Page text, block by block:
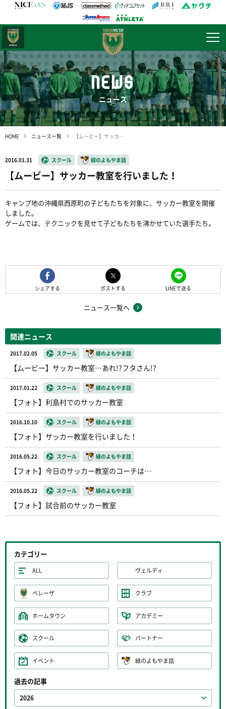
NEWS
ニュース
HOME ニュース一覧 【ムービー】サッカー教室を行いました！
2016.01.31 スクール 緑のよもやま話
【ムービー】サッカー教室を行いました！
キャンプ地の沖縄県西原町の子どもたちを対象に、サッカー教室を開催
しました。
ゲームでは、テクニックを見せて子どもたちを沸かせていた選手たち。
シェアする ポストする LINEで送る
ニュース一覧へ
関連ニュース
2017.02.05 スクール 緑のよもやま話
【ムービー】サッカー教室…あれ!?フタさん!?
2017.01.22 スクール 緑のよもやま話
【フォト】利島村でのサッカー教室
2016.10.10 スクール 緑のよもやま話
【フォト】サッカー教室を行いました！
2016.05.22 スクール 緑のよもやま話
【フォト】今日のサッカー教室のコーチは…
2016.05.22 スクール 緑のよもやま話
【フォト】試合前のサッカー教室
カテゴリー
ALL ヴェルディ
ベレーザ クラブ
ホームタウン アカデミー
スクール パートナー
イベント 緑のよもやま話
過去の記事
2026